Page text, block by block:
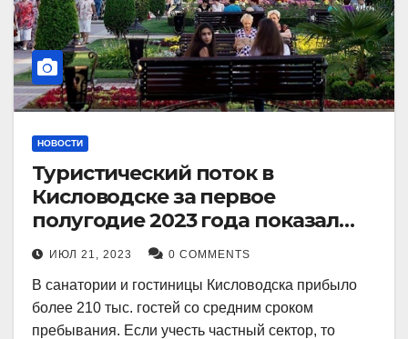
НОВОСТИ
Туристический поток в
Кисловодске за первое
полугодие 2023 года показал
рекордный рост в 21 процент.
ИЮЛ 21, 2023 0 COMMENTS
В санатории и гостиницы Кисловодска прибыло
более 210 тыс. гостей со средним сроком
пребывания. Если учесть частный сектор, то